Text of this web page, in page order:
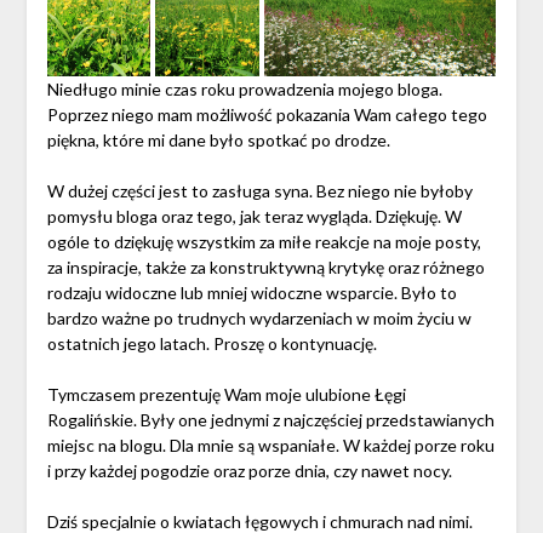
Niedługo minie czas roku prowadzenia mojego bloga.
Poprzez niego mam możliwość pokazania Wam całego tego
piękna, które mi dane było spotkać po drodze.
W dużej części jest to zasługa syna. Bez niego nie byłoby
pomysłu bloga oraz tego, jak teraz wygląda. Dziękuję. W
ogóle to dziękuję wszystkim za miłe reakcje na moje posty,
za inspiracje, także za konstruktywną krytykę oraz różnego
rodzaju widoczne lub mniej widoczne wsparcie. Było to
bardzo ważne po trudnych wydarzeniach w moim życiu w
ostatnich jego latach. Proszę o kontynuację.
Tymczasem prezentuję Wam moje ulubione Łęgi
Rogalińskie. Były one jednymi z najczęściej przedstawianych
miejsc na blogu. Dla mnie są wspaniałe. W każdej porze roku
i przy każdej pogodzie oraz porze dnia, czy nawet nocy.
Dziś specjalnie o kwiatach łęgowych i chmurach nad nimi.